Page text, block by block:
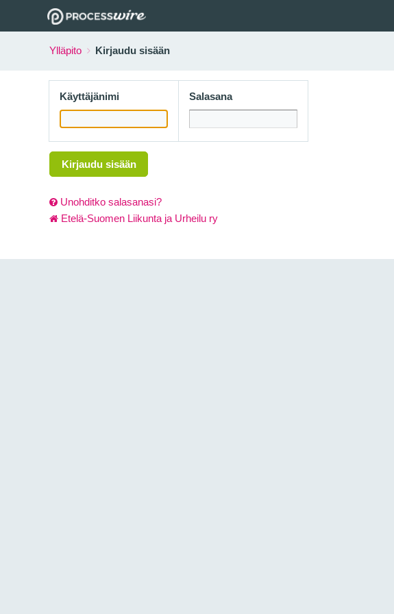
Ylläpito Kirjaudu sisään
Käyttäjänimi Salasana
Kirjaudu sisään
Unohditko salasanasi?
Etelä-Suomen Liikunta ja Urheilu ry